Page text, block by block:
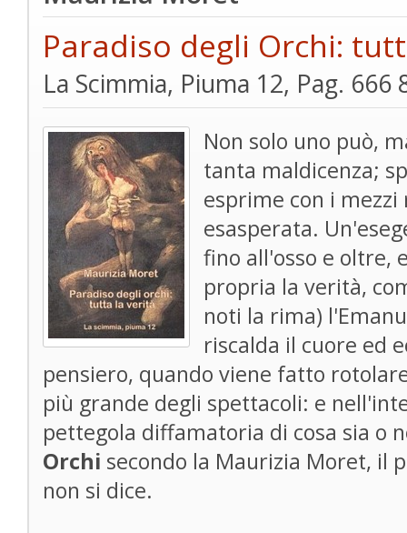
Paradiso degli Orchi:
La Scimmia, Piuma 12, Pag. 666
Non solo uno può,
tanta maldicenza;
esprime con i
esasperata.
fino all'osso e oltre,
propria la verità,
noti la rima)
riscalda il cuore ed
pensiero, quando viene fatto
più grande degli spettacoli: e
pettegola diffamatoria di cosa sia o
Orchi secondo la Maurizia Moret, il
non si dice.